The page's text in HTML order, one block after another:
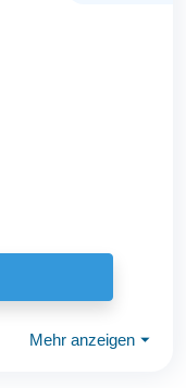
Mehr anzeigen ⏷